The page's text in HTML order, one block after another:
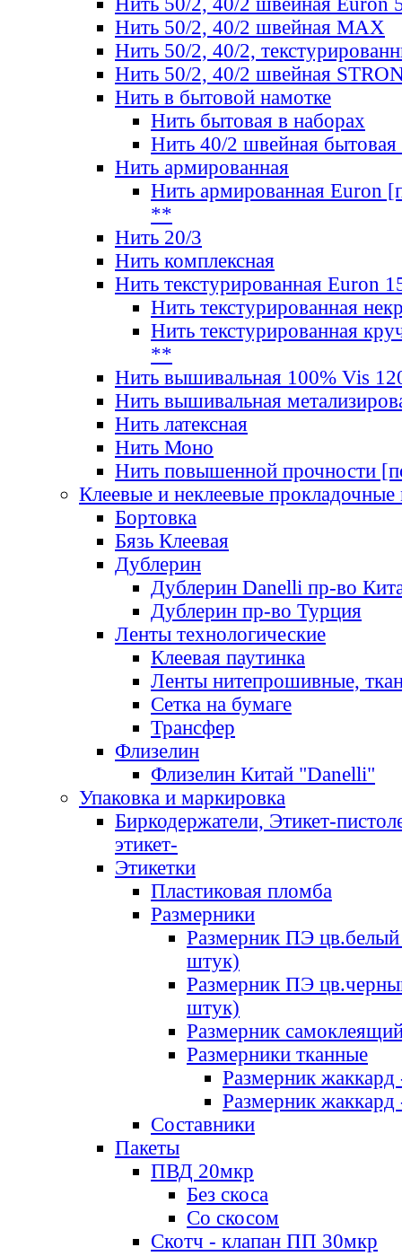
Нить 50/2, 40/2 швейная МАХ
Нить 50/2, 40/2,
Нить 50/2, 40/2 швейная
Нить в бытовой намотке
Нить бытовая в наборах
Нить 40/2 швейная бытовая
Нить армированная
Нить армированная Euron
**
Нить 20/3
Нить комплексная
Нить текстурированная Euron
Нить текстурированная
Нить текстурированная
**
Нить вышивальная 100% Vis
Нить вышивальная
Нить латексная
Нить Моно
Нить повышенной прочности
Клеевые и неклеевые прокладочные
Бортовка
Бязь Клеевая
Дублерин
Дублерин Danelli пр-во
Дублерин пр-во Турция
Ленты технологические
Клеевая паутинка
Ленты нитепрошивные,
Сетка на бумаге
Трансфер
Флизелин
Флизелин Китай "Danelli"
Упаковка и маркировка
Биркодержатели, Этикет-
этикет-
Этикетки
Пластиковая пломба
Размерники
Размерник ПЭ цв.белый
штук)
Размерник ПЭ
штук)
Размерник
Размерники тканные
Размерник
Размерник
Составники
Пакеты
ПВД 20мкр
Без скоса
Со скосом
Скотч - клапан ПП 30мкр